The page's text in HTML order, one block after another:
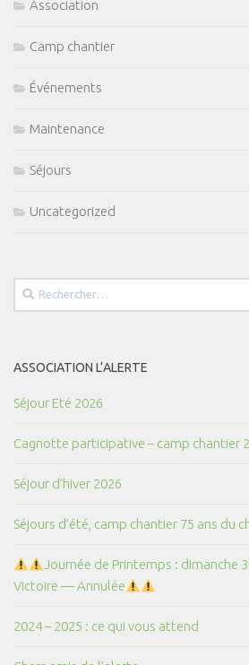
Association
Camp chantier
Événements
Maintenance
Séjours
Uncategorized
Rechercher :
ASSOCIATION L’ALERTE
Séjour Eté 2026
Cagnotte participative – camp chantier
Séjour d’hiver 2026
Séjours d’été, camp chantier 75 ans du
Journée de Printemps : dimanche
Victoire — Annulée
2024 – 2025 : ce qui vous attend